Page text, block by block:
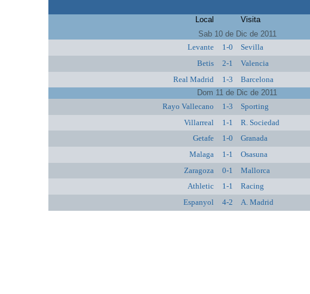
Local Visita
Sab 10 de Dic de 2011
Levante
1-0 Sevilla
Betis
2-1 Valencia
Real Madrid
1-3 Barcelona
Dom 11 de Dic de 2011
Rayo Vallecano
1-3 Sporting
Villarreal
1-1 R. Sociedad
Getafe
1-0 Granada
Malaga
1-1 Osasuna
Zaragoza
0-1 Mallorca
Athletic
1-1 Racing
Espanyol
4-2 A. Madrid